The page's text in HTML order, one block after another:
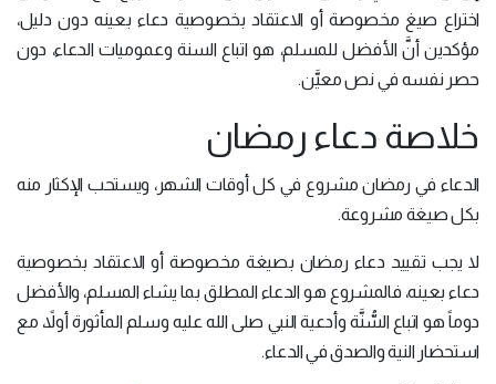
اختراع صيغ مخصوصة أو الاعتقاد بخصوصية دعاء بعينه دون دليل،
مؤكدين أنَّ الأفضل للمسلم، هو اتباع السنة وعموميات الدعاء، دون
حصر نفسه في نص معيَّن.
خلاصة دعاء رمضان
الدعاء في رمضان مشروع في كل أوقات الشهر، ويستحب الإكثار منه
بكل صيغة مشروعة.
لا يجب تقييد دعاء رمضان بصيغة مخصوصة أو الاعتقاد بخصوصية
دعاء بعينه، فالمشروع هو الدعاء المطلق بما يشاء المسلم، والأفضل
دوماً هو اتباع السُّنَّة وأدعية النبي صلى الله عليه وسلم المأثورة أولاً، مع
استحضار النية والصدق في الدعاء.